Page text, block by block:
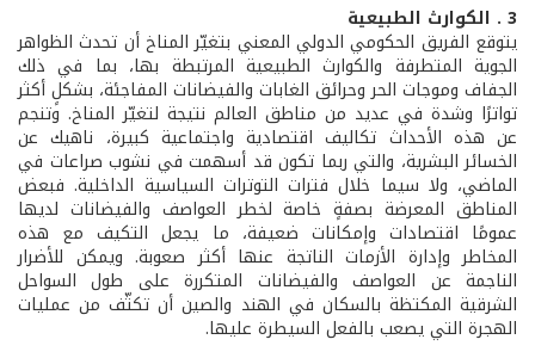
3 . الكوارث الطبيعية
يتوقع الفريق الحكومي الدولي المعني بتغيّر المناخ أن تحدث الظواهر
الجوية المتطرفة والكوارث الطبيعية المرتبطة بها، بما في ذلك
الجفاف وموجات الحر وحرائق الغابات والفيضانات المفاجئة، بشكلٍ أكثر
تواترًا وشدة في عديد من مناطق العالم نتيجة لتغيّر المناخ. وتنجم
عن هذه الأحداث تكاليف اقتصادية واجتماعية كبيرة، ناهيك عن
الخسائر البشرية، والتي ربما تكون قد أسهمت في نشوب صراعات في
الماضي، ولا سيما خلال فترات التوترات السياسية الداخلية. فبعض
المناطق المعرضة بصفةٍ خاصة لخطر العواصف والفيضانات لديها
عمومًا اقتصادات وإمكانات ضعيفة، ما يجعل التكيف مع هذه
المخاطر وإدارة الأزمات الناتجة عنها أكثر صعوبة. ويمكن للأضرار
الناجمة عن العواصف والفيضانات المتكررة على طول السواحل
الشرقية المكتظة بالسكان في الهند والصين أن تكثّف من عمليات
الهجرة التي يصعب بالفعل السيطرة عليها.